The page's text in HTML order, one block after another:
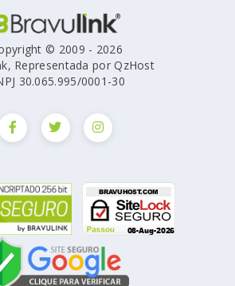
© 2009 - 2026
Representada por QzHost
30.065.995/0001-30